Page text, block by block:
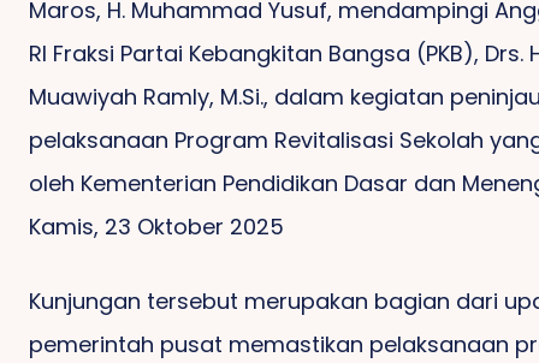
Maros, H. Muhammad Yusuf, mendampingi
RI Fraksi Partai Kebangkitan Bangsa (PKB), Drs.
Muawiyah Ramly, M.Si., dalam kegiatan
pelaksanaan Program Revitalisasi Sekolah
oleh Kementerian Pendidikan Dasar dan
Kamis, 23 Oktober 2025
Kunjungan tersebut merupakan bagian dari
pemerintah pusat memastikan pelaksanaan
Ancaman Terhadap
Massa Desak Polres
Gowa Tutup Tambang
Ilegal
GPS Soroti Tumpukan
Sampah Di Ruas
Lukulamo–Trans Kobe,
Siapa Bertanggung
Jawab?
SMP-IT Fastabiqul
Khaerat Maros